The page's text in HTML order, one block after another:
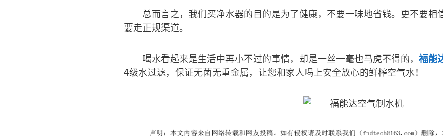
总而言之，我们买净水器的目的是为了健康，不要一味地省钱。更不要相
要走正规渠道。
喝水看起来是生活中再小不过的事情，却是一丝一毫也马虎不得的， 福能
4级水过滤，保证无菌无重金属，让您和家人喝上安全放心的鲜榨空气水！